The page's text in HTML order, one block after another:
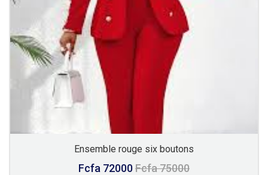
Ensemble rouge six boutons
Fcfa 72000Fcfa 75000